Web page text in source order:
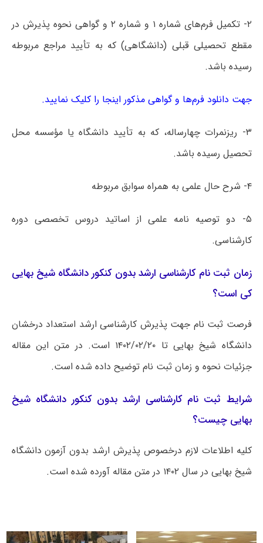
۲- تکمیل فرم‌های شماره ۱ و شماره ۲ و گواهی نحوه پذیرش در
مقطع تحصیلی قبلی (دانشگاهی) که به تأیید مراجع مربوطه
رسیده باشد.
جهت دانلود فرم‌ها و گواهی مذکور اینجا را کلیک نمایید.
۳- ریزنمرات چهارساله، که به تأیید دانشگاه یا مؤسسه محل
تحصیل رسیده باشد.
۴- شرح حال علمی به همراه سوابق مربوطه
۵- دو توصیه نامه علمی از اساتید دروس تخصصی دوره
کارشناسی.
زمان ثبت نام کارشناسی ارشد بدون کنکور دانشگاه شیخ بهایی
کی است؟
فرصت ثبت نام جهت پذیرش کارشناسی ارشد استعداد درخشان
دانشگاه شیخ بهایی تا ۱۴۰۲/۰۲/۲۰ است. در متن این مقاله
جزئیات نحوه و زمان ثبت نام توضیح داده شده است.
شرایط ثبت نام کارشناسی ارشد بدون کنکور دانشگاه شیخ
بهایی چیست؟
کلیه اطلاعات لازم درخصوص پذیرش ارشد بدون آزمون دانشگاه
شیخ بهایی در سال ۱۴۰۲ در متن مقاله آورده شده است.